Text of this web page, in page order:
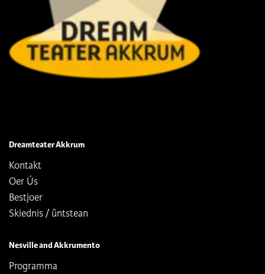
Dreamteater Akkrum
Kontakt
Oer Ús
Bestjoer
Skiednis / ûntstean
Nesville and Akkrumento
Programma